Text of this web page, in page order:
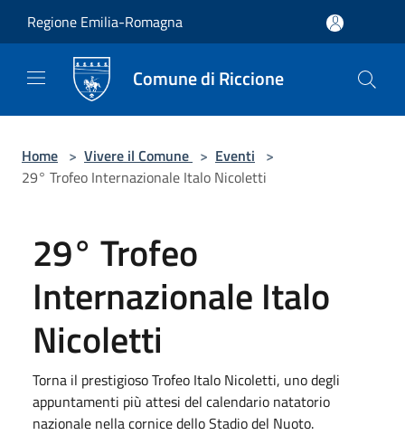
Regione Emilia-Romagna
Comune di Riccione
Home > Vivere il Comune > Eventi >
29° Trofeo Internazionale Italo Nicoletti
29° Trofeo
Internazionale Italo
Nicoletti
Torna il prestigioso Trofeo Italo Nicoletti, uno degli
appuntamenti più attesi del calendario natatorio
nazionale nella cornice dello Stadio del Nuoto.